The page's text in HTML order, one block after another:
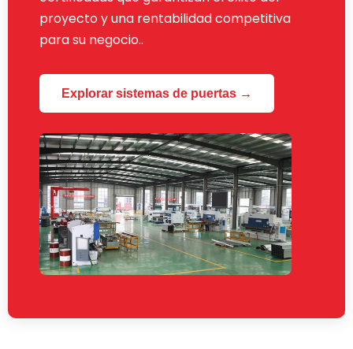
proyecto y una rentabilidad competitiva
para su negocio..
Explorar sistemas de puertas →